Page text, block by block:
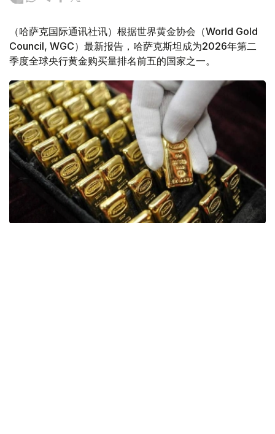
（哈萨克国际通讯社讯）根据世界黄金协会（World Gold
Council, WGC）最新报告，哈萨克斯坦成为2026年第二
季度全球央行黄金购买量排名前五的国家之一。